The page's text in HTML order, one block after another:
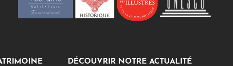
DÉCOUVRIR NOTRE ACTUALITÉ